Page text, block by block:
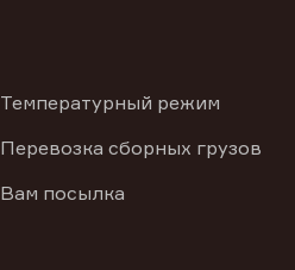
Температурный режим
Перевозка сборных грузов
Вам посылка